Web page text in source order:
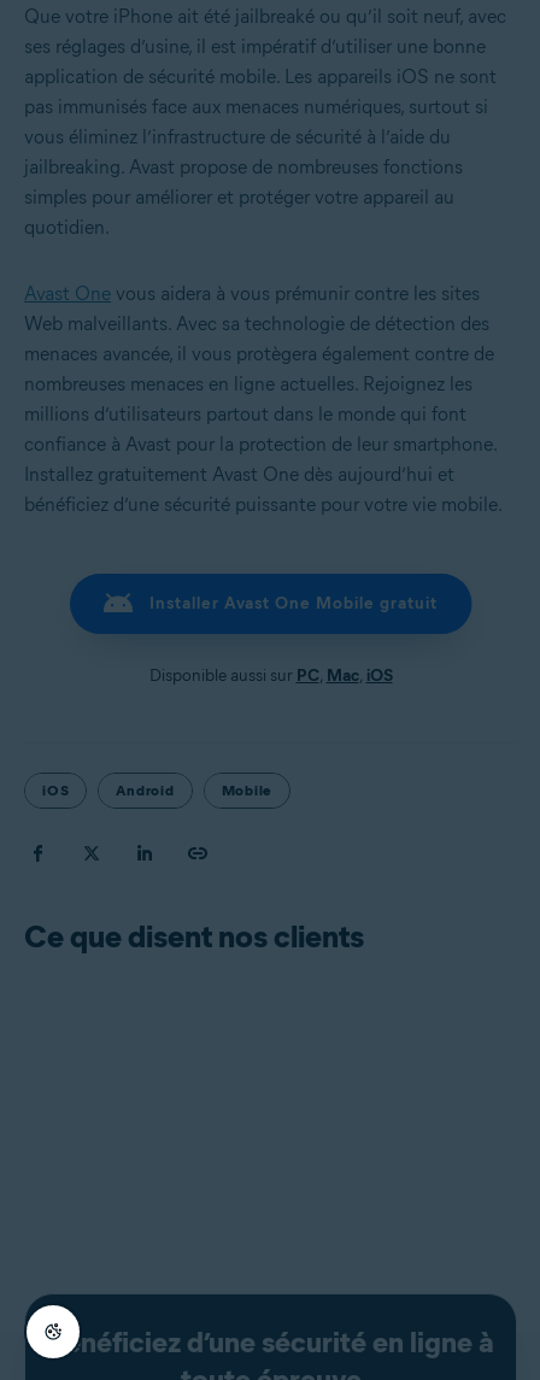
Que votre iPhone ait été jailbreaké ou qu’il soit neuf, avec
ses réglages d’usine, il est impératif d’utiliser une bonne
application de sécurité mobile. Les appareils iOS ne sont
pas immunisés face aux menaces numériques, surtout si
vous éliminez l’infrastructure de sécurité à l’aide du
jailbreaking. Avast propose de nombreuses fonctions
simples pour améliorer et protéger votre appareil au
quotidien.
Avast One vous aidera à vous prémunir contre les sites
Web malveillants. Avec sa technologie de détection des
menaces avancée, il vous protègera également contre de
nombreuses menaces en ligne actuelles. Rejoignez les
millions d’utilisateurs partout dans le monde qui font
confiance à Avast pour la protection de leur smartphone.
Installez gratuitement Avast One dès aujourd’hui et
bénéficiez d’une sécurité puissante pour votre vie mobile.
Installer Avast One Mobile gratuit
Disponible aussi sur PC, Mac, iOS
iOS Android Mobile
Ce que disent nos clients
Bénéficiez d’une sécurité en ligne à